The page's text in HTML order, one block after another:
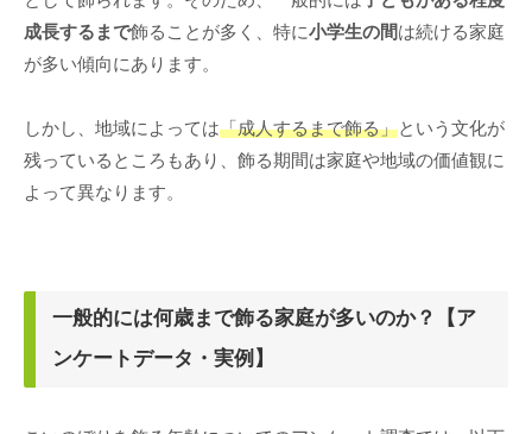
成長するまで飾ることが多く、特に小学生の間は続ける家庭
が多い傾向にあります。
しかし、地域によっては「成人するまで飾る」という文化が
残っているところもあり、飾る期間は家庭や地域の価値観に
よって異なります。
一般的には何歳まで飾る家庭が多いのか？【ア
ンケートデータ・実例】